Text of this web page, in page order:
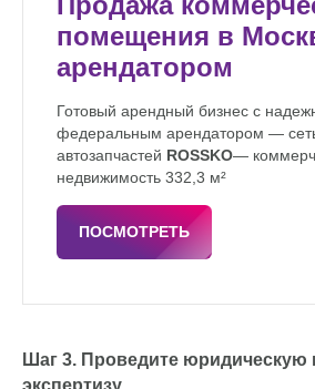
Продажа
арендатором
федеральным арендатором —